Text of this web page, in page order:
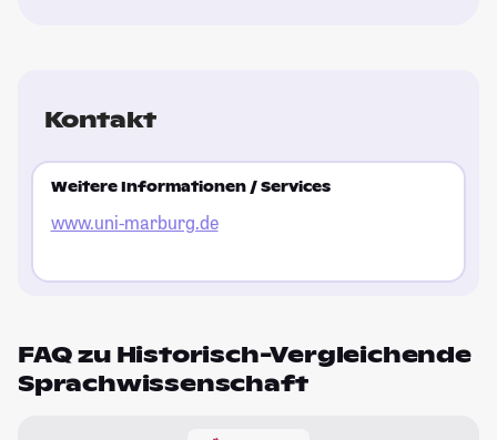
Kontakt
Weitere Informationen / Services
www.uni-marburg.de
FAQ zu Historisch-Vergleichende
Sprachwissenschaft